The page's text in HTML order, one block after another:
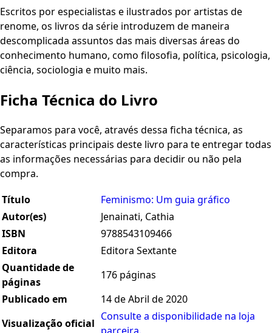
Escritos por especialistas e ilustrados por artistas de
renome, os livros da série introduzem de maneira
descomplicada assuntos das mais diversas áreas do
conhecimento humano, como filosofia, política, psicologia,
ciência, sociologia e muito mais.
Ficha Técnica do Livro
Separamos para você, através dessa ficha técnica, as
características principais deste livro para te entregar todas
as informações necessárias para decidir ou não pela
compra.
Título
Feminismo: Um guia gráfico
Autor(es)
Jenainati, Cathia
ISBN
9788543109466
Editora
Editora Sextante
Quantidade de
páginas
176 páginas
Publicado em
14 de Abril de 2020
Visualização oficial
Consulte a disponibilidade na loja